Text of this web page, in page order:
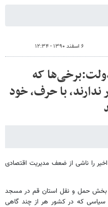
۶ اسفند ۱۳۹۰ - ۱۲:۳۴
که
ندارند، با حرف، خود
را ناشی از ضعف مدیریت اقتصادی
بخش حمل و نقل استان قم در مسجد
سیاسی که در کشور هر از چند گاهی